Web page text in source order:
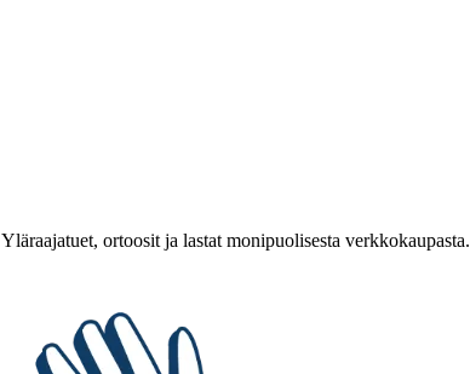
Yläraajatuet, ortoosit ja lastat monipuolisesta verkkokaupasta.